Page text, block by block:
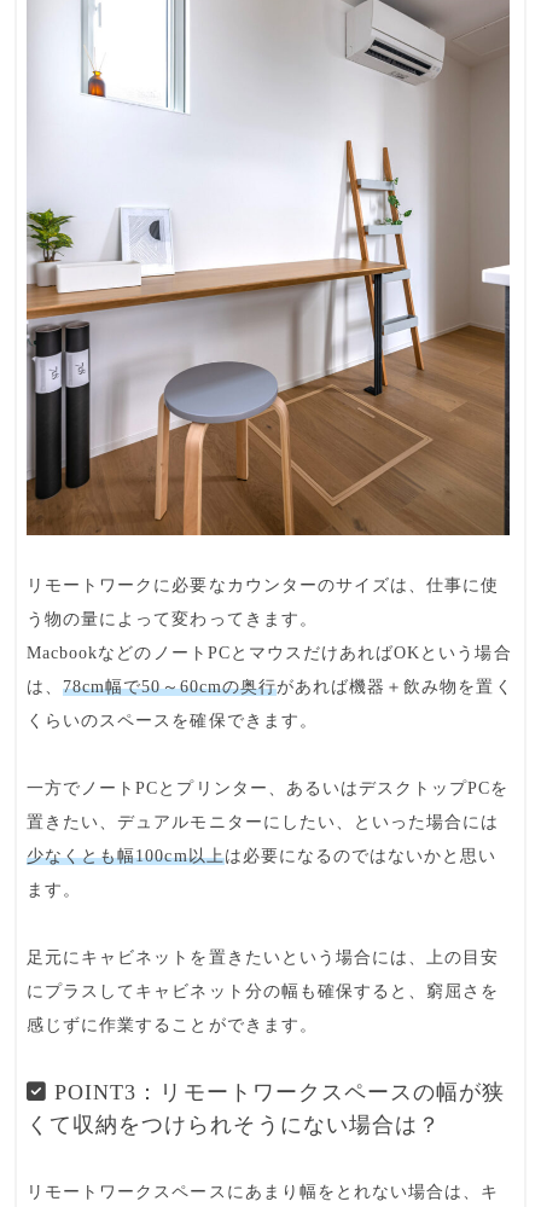
リモートワークに必要なカウンターのサイズは、仕事に使
う物の量によって変わってきます。
Macbookなどの ノートPCとマウスだけあればOKという場合
は、78cm幅で50～60cmの奥行があれば機器＋飲み物を置く
くらいのスペースを確保できます。
一方で ノートPCとプリンター 、あるいはデスクトップPCを
置きたい、デュアルモニター にしたい、といった場合には
少なくとも幅100cm以上は必要になるのではないかと思い
ます。
足元にキャビネットを置きたいという場合には、上の目安
にプラスして キャビネット分の幅 も確保すると、窮屈さを
感じずに作業することができます。
POINT3：リモートワークスペースの幅が狭
くて収納をつけられそうにない場合は？
リモートワークスペースにあまり幅をとれない場合は、キ